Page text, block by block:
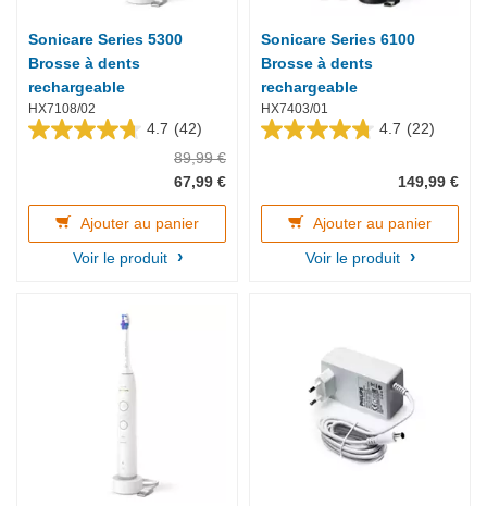
Sonicare Series 5300
Brosse à dents
rechargeable
HX7108/02
4.7 (42)
4.7
89,99 €
67,99 €
Ajouter au panier
Voir le produit
Sonicare Series 6100
Brosse à dents
rechargeable
HX7403/01
4.7 (22)
4.7
149,99 €
Ajouter au panier
Voir le produit